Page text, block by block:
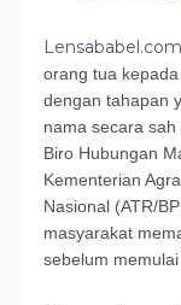
orang tua
dengan tahapan
nama secara
Biro Hubungan
Kementerian
Nasional (ATR/
masyarakat
sebelum